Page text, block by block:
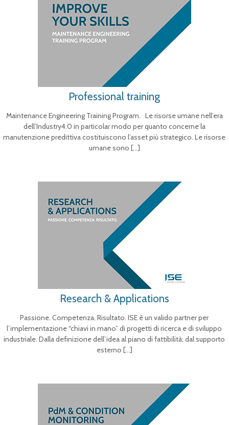
Professional training
Maintenance Engineering Training Program. Le risorse umane nell’era
dell’Industry4.0 in particolar modo per quanto concerne la
manutenzione predittiva costituiscono l’asset più strategico. Le risorse
umane sono […]
Research & Applications
Passione. Competenza. Risultato. ISE è un valido partner per
l’implementazione “chiavi in mano” di progetti di ricerca e di sviluppo
industriale. Dalla definizione dell’idea al piano di fattibilità; dal supporto
esterno […]